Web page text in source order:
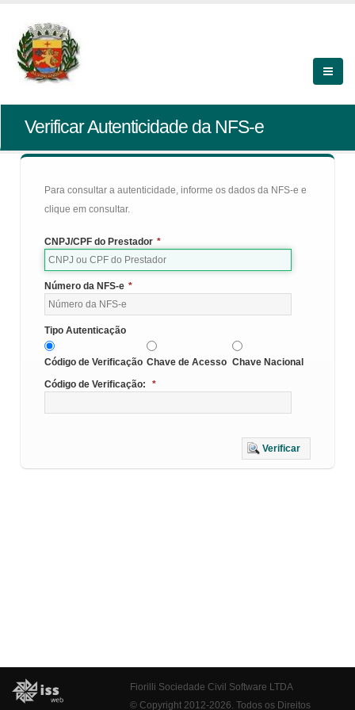
Verificar Autenticidade da NFS-e
Para consultar a autenticidade, informe os dados da NFS-e e
clique em consultar.
CNPJ/CPF do Prestador *
Número da NFS-e *
Tipo Autenticação
Código de Verificação Chave de Acesso Chave Nacional
Código de Verificação:
*
Verificar
Fiorilli Sociedade Civil Software LTDA
© Copyright 2012-2026. Todos os Direitos